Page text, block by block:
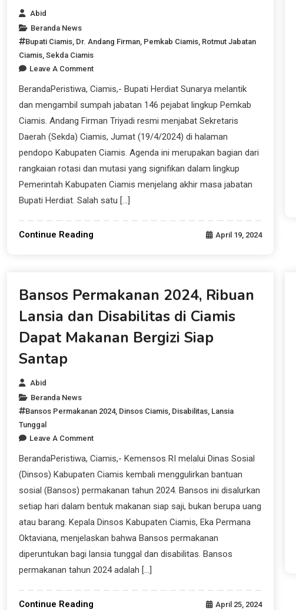
Abid
Beranda News
Bupati Ciamis Dr. Andang Firman Pemkab Ciamis Rotmut Jabatan
Ciamis ,Sekda Ciamis
Leave A Comment
BerandaPeristiwa, Ciamis,- Bupati Herdiat Sunarya melantik
dan mengambil sumpah jabatan 146 pejabat lingkup Pemkab
Ciamis. Andang Firman Triyadi resmi menjabat Sekretaris
Daerah (Sekda) Ciamis, Jumat (19/4/2024) di halaman
pendopo Kabupaten Ciamis. Agenda ini merupakan bagian dari
rangkaian rotasi dan mutasi yang signifikan dalam lingkup
Pemerintah Kabupaten Ciamis menjelang akhir masa jabatan
Bupati Herdiat. Salah satu […]
Continue Reading April 19, 2024
Bansos Permakanan 2024, Ribuan
Lansia dan Disabilitas di Ciamis
Dapat Makanan Bergizi Siap
Santap
Abid
Beranda News
Bansos Permakanan 2024, Dinsos Ciamis Disabilitas Lansia
Tunggal
Leave A Comment
BerandaPeristiwa, Ciamis,- Kemensos RI melalui Dinas Sosial
(Dinsos) Kabupaten Ciamis kembali menggulirkan bantuan
sosial (Bansos) permakanan tahun 2024. Bansos ini disalurkan
setiap hari dalam bentuk makanan siap saji, bukan berupa uang
atau barang. Kepala Dinsos Kabupaten Ciamis, Eka Permana
Oktaviana, menjelaskan bahwa Bansos permakanan
diperuntukan bagi lansia tunggal dan disabilitas. Bansos
permakanan tahun 2024 adalah […]
Continue Reading April 25, 2024